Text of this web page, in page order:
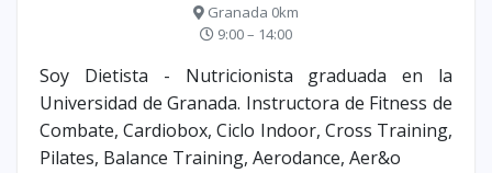
Granada 0km
9:00 – 14:00
Soy Dietista - Nutricionista graduada en la
Universidad de Granada. Instructora de Fitness de
Combate, Cardiobox, Ciclo Indoor, Cross Training,
Pilates, Balance Training, Aerodance, Aer&o